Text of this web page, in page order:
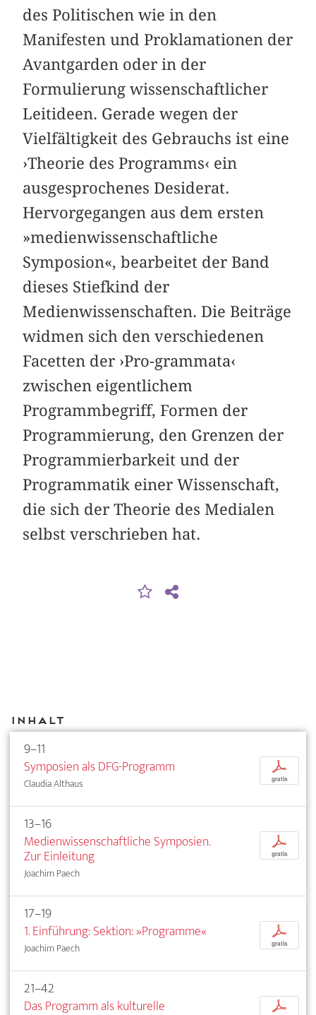
des Politischen wie in den
Manifesten und Proklamationen der
Avantgarden oder in der
Formulierung wissenschaftlicher
Leitideen. Gerade wegen der
Vielfältigkeit des Gebrauchs ist eine
›Theorie des Programms‹ ein
ausgesprochenes Desiderat.
Hervorgegangen aus dem ersten
»medienwissenschaftliche
Symposion«, bearbeitet der Band
dieses Stiefkind der
Medienwissenschaften. Die Beiträge
widmen sich den verschiedenen
Facetten der ›Pro-grammata‹
zwischen eigentlichem
Programmbegriff, Formen der
Programmierung, den Grenzen der
Programmierbarkeit und der
Programmatik einer Wissenschaft,
die sich der Theorie des Medialen
selbst verschrieben hat.
Inhalt
9–11
Symposien als DFG-Programm
Claudia Althaus
p
gratis
13–16
Medienwissenschaftliche Symposien.
Zur Einleitung
Joachim Paech
p
gratis
17–19
1. Einführung: Sektion: »Programme«
Joachim Paech
p
gratis
21–42
Das Programm als kulturelle
p